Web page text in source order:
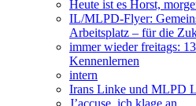
Heute ist es Horst,
IL/MLPD-Flyer:
Arbeitsplatz – für die
immer wieder freitags:
Kennenlernen
intern
Irans Linke und MLPD
J’accuse, ich klage an